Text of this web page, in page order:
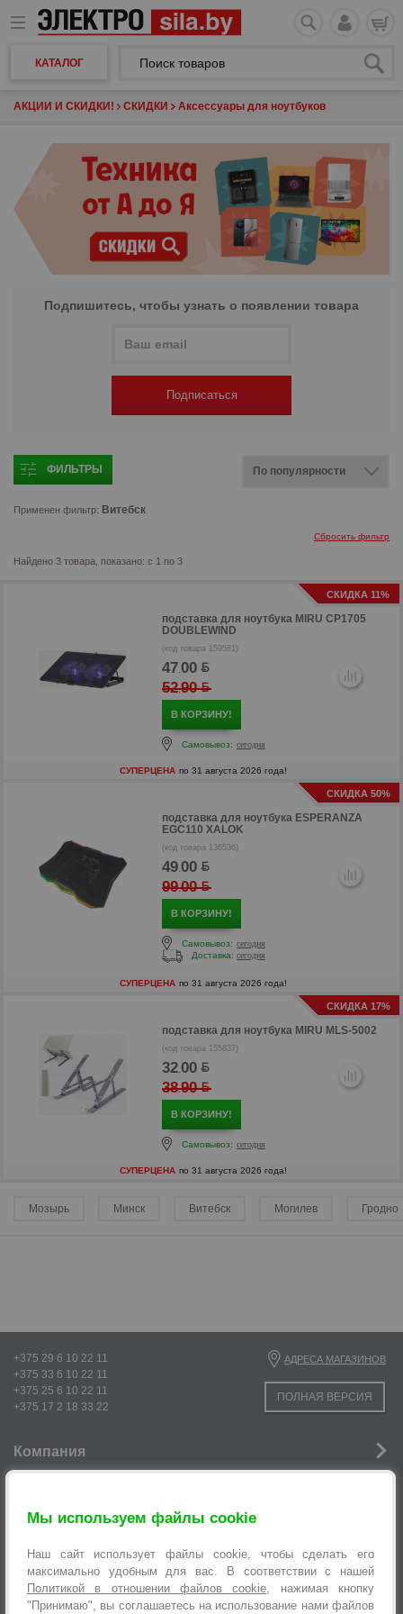
КАТАЛОГ
АКЦИИ И СКИДКИ! СКИДКИ Аксессуары для ноутбуков
Подпишитесь, чтобы узнать о появлении товара
Подписаться
ФИЛЬТРЫ
Применен фильтр: Витебск
Сбросить фильтр
Найдено 3 товара, показано: с 1 по 3
СКИДКА 11%
подставка для ноутбука MIRU CP1705
DOUBLEWIND
(код товара 159581)
47.00
р
52.90
р
В КОРЗИНУ!
Самовывоз: сегодня
СУПЕРЦЕНА по 31 августа 2026 года!
СКИДКА 50%
подставка для ноутбука ESPERANZA
EGC110 XALOK
(код товара 136536)
49.00
99.00
В КОРЗИНУ!
Самовывоз: сегодня
Доставка: сегодня
СУПЕРЦЕНА по 31 августа 2026 года!
СКИДКА 17%
подставка для ноутбука MIRU MLS-5002
(код товара 155837)
32.00
р
38.90
В КОРЗИНУ!
Самовывоз: сегодня
СУПЕРЦЕНА по 31 августа 2026 года!
Мозырь Минск Витебск Могилев Гродно
Мы используем файлы cookie
Наш сайт использует файлы cookie, чтобы сделать его
максимально удобным для вас. В соответствии с нашей
Политикой в отношении файлов cookie, нажимая кнопку
"Принимаю", вы соглашаетесь на использование нами файлов
+375 29 6 10 22 11
+375 33 6 10 22 11
+375 25 6 10 22 11
+375 17 2 18 33 22
АДРЕСА МАГАЗИНОВ
ПОЛНАЯ ВЕРСИЯ
Компания
Услуги
Оформление заявок